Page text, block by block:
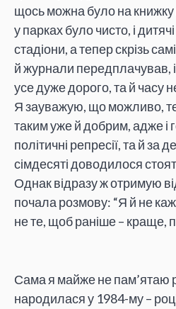
щось можна було на книжку
у парках було чисто, і
стадіони, а тепер скрізь
й журнали передплачував,
усе дуже дорого, та й часу
Я зауважую, що можливо,
таким уже й добрим, адже і
політичні репресії, та й
сімдесяті доводилося
Однак відразу ж отримую
почала розмову: “Я й не
не те, щоб раніше – краще,
Сама я майже не пам’ятаю
народилася у 1984-му –